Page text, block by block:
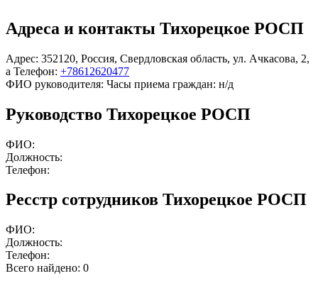
Адреса и контакты Тихорецкое РОСП
Адрес: 352120, Россия, Свердловская область, ул. Ачкасова, 2,
а Телефон: +78612620477
ФИО руководителя: Часы приема граждан: н/д
Руководство Тихорецкое РОСП
ФИО:
Должность:
Телефон:
Ресстр сотрудников Тихорецкое РОСП
ФИО:
Должность:
Телефон:
Всего найдено: 0